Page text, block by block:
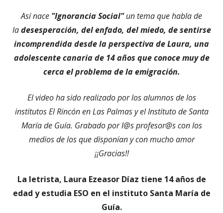
Así nace "Ignorancia Social"un tema que habla de
ladesesperación, del enfado, del miedo, de sentirse
incomprendida desde la perspectiva de Laura, una
adolescente canaria de 14 años que conoce muy de
cerca el problema de la emigración.
El video ha sido realizado por los alumnos de los
institutos El Rincón en Las Palmas y el Instituto de Santa
María de Guía. Grabado por l@s profesor@s con los
medios de los que disponían y con mucho amor
¡¡Gracias!!
La letrista, Laura Ezeasor Díaz tiene 14 años de
edad y estudia ESO en el instituto Santa María de
Guía.